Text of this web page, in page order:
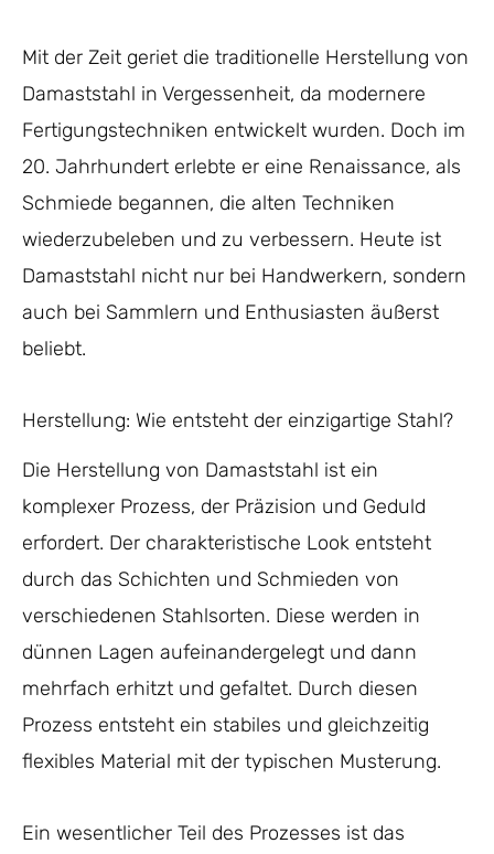
Mit der Zeit geriet die traditionelle Herstellung von
Damaststahl in Vergessenheit, da modernere
Fertigungstechniken entwickelt wurden. Doch im
20. Jahrhundert erlebte er eine Renaissance, als
Schmiede begannen, die alten Techniken
wiederzubeleben und zu verbessern. Heute ist
Damaststahl nicht nur bei Handwerkern, sondern
auch bei Sammlern und Enthusiasten äußerst
beliebt.
Herstellung: Wie entsteht der einzigartige Stahl?
Die Herstellung von Damaststahl ist ein
komplexer Prozess, der Präzision und Geduld
erfordert. Der charakteristische Look entsteht
durch das Schichten und Schmieden von
verschiedenen Stahlsorten. Diese werden in
dünnen Lagen aufeinandergelegt und dann
mehrfach erhitzt und gefaltet. Durch diesen
Prozess entsteht ein stabiles und gleichzeitig
flexibles Material mit der typischen Musterung.
Ein wesentlicher Teil des Prozesses ist das